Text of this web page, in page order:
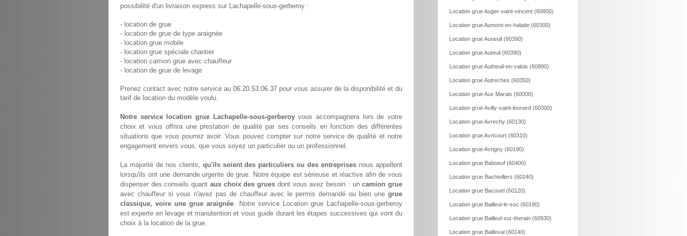
possibilité d'un livraison express sur Lachapelle-sous-gerberoy :
- location de grue
- location de grue de type araignée
- location grue mobile
- location grue spéciale chantier
- location camion grue avec chauffeur
- location de grue de levage
Prenez contact avec notre service au 06.20.53.06.37 pour vous assurer de la disponibilité et du
tarif de location du modèle voulu.
Notre service location grue Lachapelle-sous-gerberoyvous accompagnera lors de votre
choix et vous offrira une prestation de qualité par ses conseils en fonction des différentes
situations que vous pourrez avoir. Vous pouvez compter sur notre service de qualité et notre
engagement envers vous, que vous soyez un particulier ou un professionnel.
La majorité de nos clients, qu'ils soient des particuliers ou des entreprises nous appellent
lorsqu'ils ont une demande urgente de grue. Notre équipe est sérieuse et réactive afin de vous
dispenser des conseils quant aux choix des grues dont vous avez besoin : uncamion grue
avec chauffeur si vous n'avez pas de chauffeur avec le permis demandé ou bien une grue
classique, voire une grue araignée. Notre service Location grue Lachapelle-sous-gerberoy
est experte en levage et manutention et vous guide durant les étapes successives qui vont du
choix à la location de la grue.
Location grue Auger-saint-vincent (60800)
Location grue Aumont-en-halatte (60300)
Location grue Auneuil (60390)
Location grue Auteuil (60390)
Location grue Autheuil-en-valois (60890)
Location grue Autreches (60350)
Location grue Aux Marais (60000)
Location grue Avilly-saint-leonard (60300)
Location grue Avrechy (60130)
Location grue Avricourt (60310)
Location grue Avrigny (60190)
Location grue Baboeuf (60400)
Location grue Bachivillers (60240)
Location grue Bacouel (60120)
Location grue Bailleul-le-soc (60190)
Location grue Bailleul-sur-therain (60930)
Location grue Bailleval (60140)